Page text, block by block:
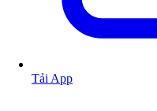
Tải App